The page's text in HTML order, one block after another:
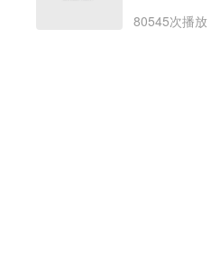
80545次播放